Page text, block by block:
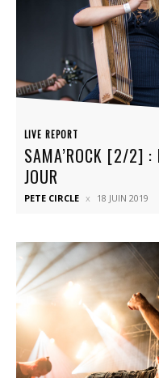
LIVE REPORT
SAMA’ROCK [2/2] :
JOUR
PETE CIRCLE 18 JUIN 2019